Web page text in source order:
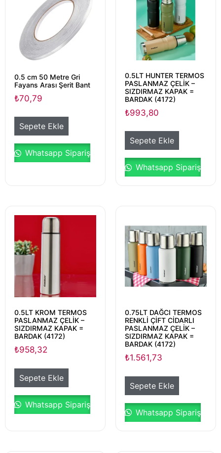
0.5 cm 50 Metre Gri
Fayans Arası Şerit Bant
₺70,79
Sepete Ekle
Whatsapp Sipariş
0.5LT HUNTER TERMOS
PASLANMAZ ÇELİK –
SIZDIRMAZ KAPAK =
BARDAK (4172)
₺993,80
Sepete Ekle
Whatsapp Sipariş
0.5LT KROM TERMOS
PASLANMAZ ÇELİK –
SIZDIRMAZ KAPAK =
BARDAK (4172)
₺958,32
Sepete Ekle
Whatsapp Sipariş
0.75LT DAĞCI TERMOS
RENKLİ ÇİFT CİDARLI
PASLANMAZ ÇELİK –
SIZDIRMAZ KAPAK =
BARDAK (4172)
₺1.561,73
Sepete Ekle
Whatsapp Sipariş